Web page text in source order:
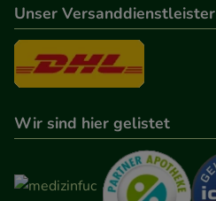
Unser Versanddienstleister
Wir sind hier gelistet